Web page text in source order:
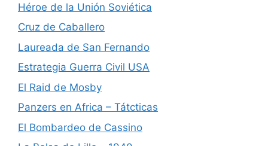
Héroe de la Unión Soviética
Cruz de Caballero
Laureada de San Fernando
Estrategia Guerra Civil USA
El Raid de Mosby
Panzers en Africa – Tátcticas
El Bombardeo de Cassino